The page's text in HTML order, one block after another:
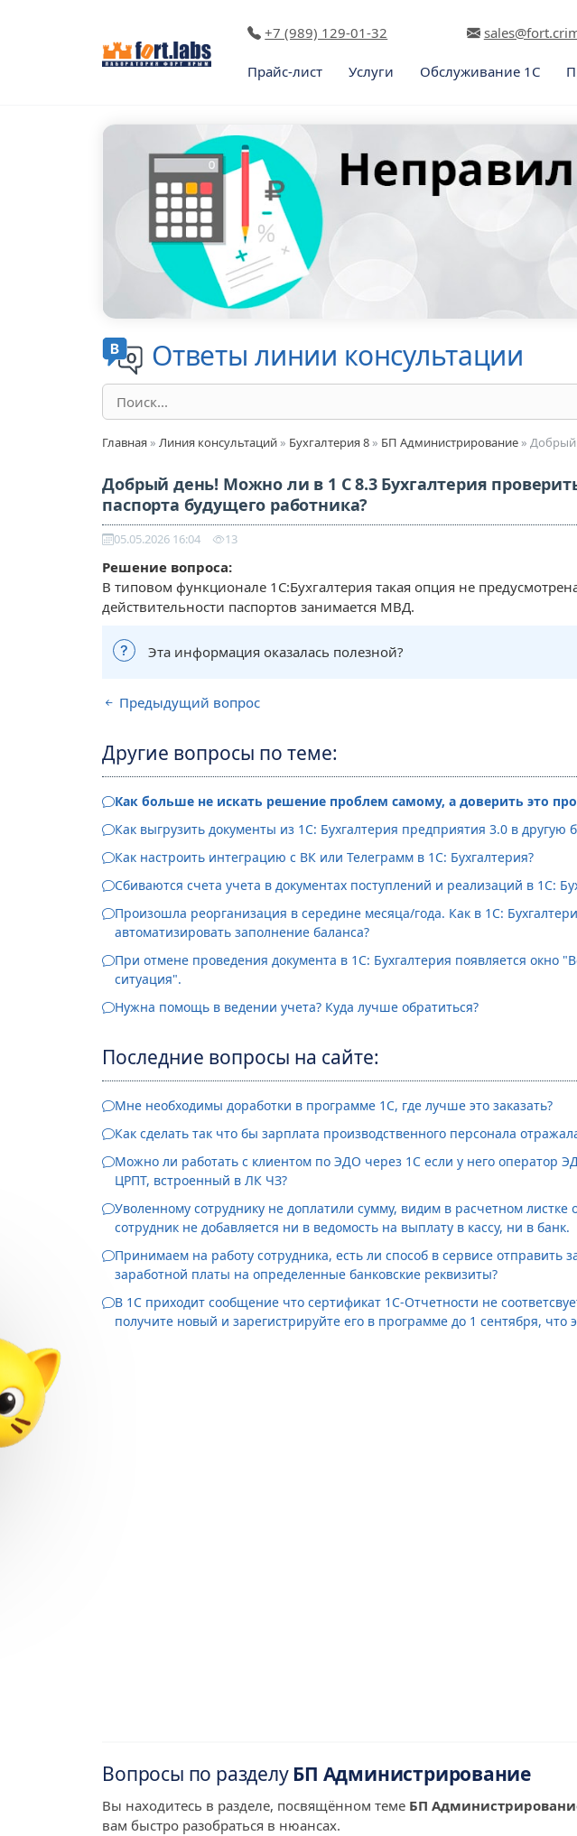
+7 (989) 129-01-32
Прайс-лист Услуги Обслуживание 1С
Ответы линии консультации
Главная»Линия консультаций» Бухгалтерия 8» БП Администрирование» Добрый
Добрый день! Можно ли в 1 С 8.3 Бухгалтерия
паспорта будущего работника?
05.05.2026 16:04 13
Решение вопроса:
В типовом функционале 1С:Бухгалтерия такая опция не
действительности паспортов занимается МВД.
Эта информация оказалась полезной?
Предыдущий вопрос
Другие вопросы по теме:
Как больше не искать решение проблем самому, а доверить это
Как выгрузить документы из 1С: Бухгалтерия предприятия 3.0 в другую
Как настроить интеграцию с ВК или Телеграмм в 1С: Бухгалтерия?
Сбиваются счета учета в документах поступлений и реализаций в 1С:
Произошла реорганизация в середине месяца/года. Как в 1С:
автоматизировать заполнение баланса?
При отмене проведения документа в 1С: Бухгалтерия появляется окно
ситуация".
Нужна помощь в ведении учета? Куда лучше обратиться?
Последние вопросы на сайте:
Мне необходимы доработки в программе 1С, где лучше это заказать?
Как сделать так что бы зарплата производственного персонала
Можно ли работать с клиентом по ЭДО через 1С если у него оператор
ЦРПТ, встроенный в ЛК ЧЗ?
Уволенному сотруднику не доплатили сумму, видим в расчетном листке
сотрудник не добавляется ни в ведомость на выплату в кассу, ни в банк.
Принимаем на работу сотрудника, есть ли способ в сервисе отправить
заработной платы на определенные банковские реквизиты?
В 1С приходит сообщение что сертификат 1С-Отчетности не
получите новый и зарегистрируйте его в программе до 1 сентября, что
Вопросы по разделуБП Администрирование
Вы находитесь в разделе, посвящённом теме БП
вам быстро разобраться в нюансах.